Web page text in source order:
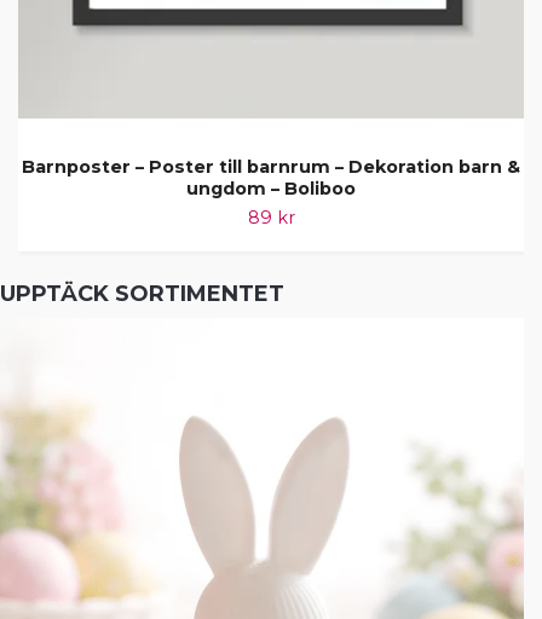
UPPTÄCK SORTIMENTET
Barnposter – Poster till barnrum – Dekoration barn &
ungdom – Boliboo
89 kr